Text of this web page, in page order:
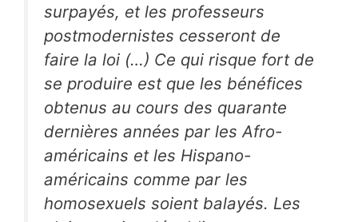
surpayés, et les professeurs
postmodernistes cesseront de
faire la loi (…) Ce qui risque fort de
se produire est que les bénéfices
obtenus au cours des quarante
dernières années par les Afro-
américains et les Hispano-
américains comme par les
homosexuels soient balayés. Les